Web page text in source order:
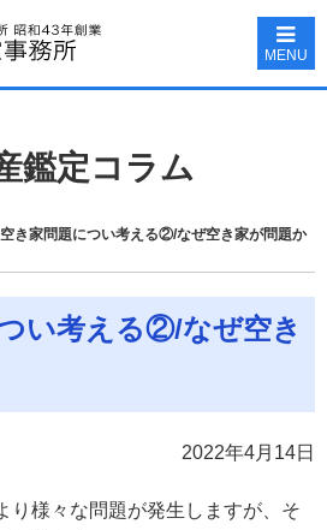
MENU
鑑定コラム
空き家問題につい考える②/なぜ空き家が問題か
い考える②/なぜ空き
2022年4月14日
り様々な問題が発生しますが、そ